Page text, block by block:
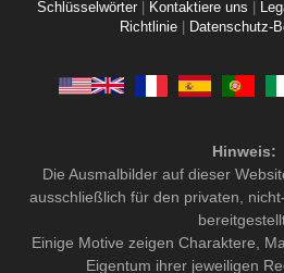
Schlüsselwörter
Kontaktiere uns
Richtlinie
Datenschutz-
Hinweis:
Die Ausmalbilder auf dieser
ausschließlich für den privaten,
Einige Motive zeigen Charaktere,
Eigentum ihrer jeweiligen